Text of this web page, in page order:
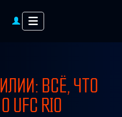
Menu
ВСЁ, ЧТО
UFC RIO